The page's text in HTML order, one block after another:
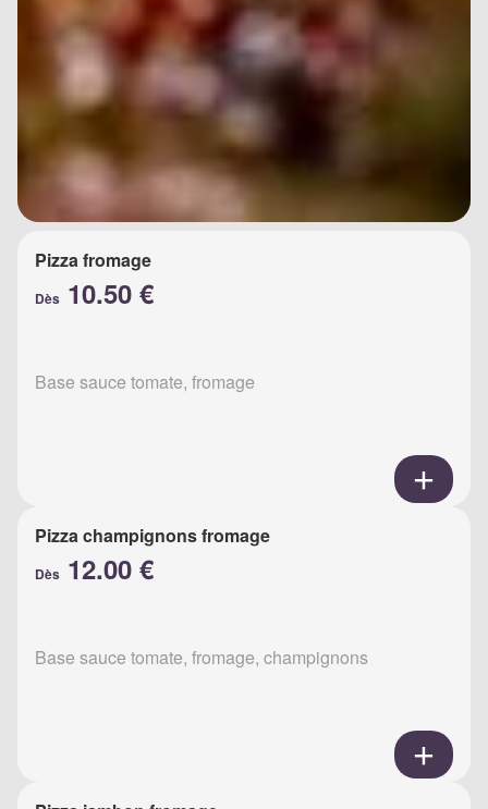
Pizza fromage
Dès 10.50 €
Base sauce tomate, fromage
Pizza champignons fromage
Dès 12.00 €
Base sauce tomate, fromage, champignons